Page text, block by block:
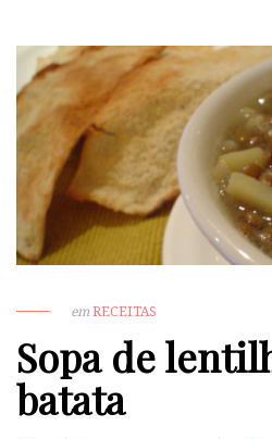
emRECEITAS
Sopa de
batata